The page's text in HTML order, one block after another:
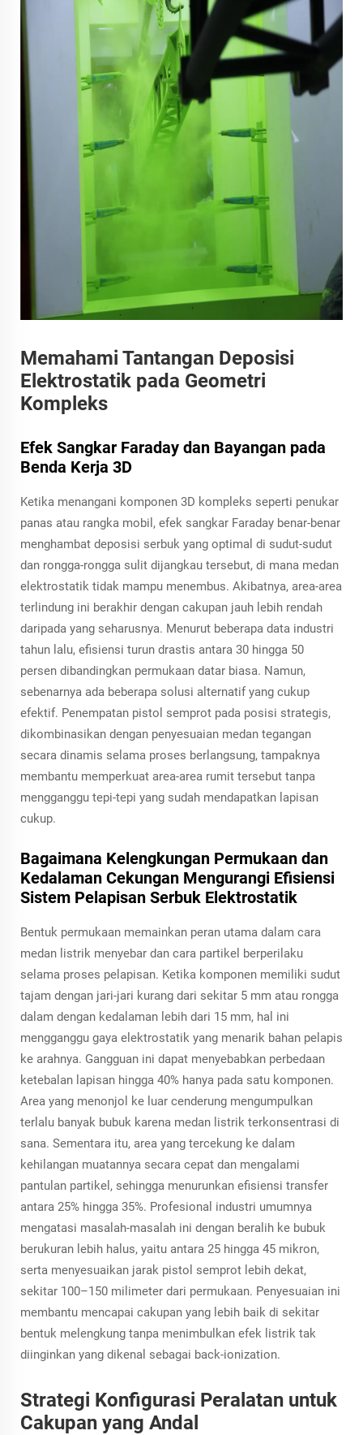
Memahami Tantangan Deposisi
Elektrostatik pada Geometri
Kompleks
Efek Sangkar Faraday dan Bayangan pada
Benda Kerja 3D
Ketika menangani komponen 3D kompleks seperti penukar
panas atau rangka mobil, efek sangkar Faraday benar-benar
menghambat deposisi serbuk yang optimal di sudut-sudut
dan rongga-rongga sulit dijangkau tersebut, di mana medan
elektrostatik tidak mampu menembus. Akibatnya, area-area
terlindung ini berakhir dengan cakupan jauh lebih rendah
daripada yang seharusnya. Menurut beberapa data industri
tahun lalu, efisiensi turun drastis antara 30 hingga 50
persen dibandingkan permukaan datar biasa. Namun,
sebenarnya ada beberapa solusi alternatif yang cukup
efektif. Penempatan pistol semprot pada posisi strategis,
dikombinasikan dengan penyesuaian medan tegangan
secara dinamis selama proses berlangsung, tampaknya
membantu memperkuat area-area rumit tersebut tanpa
mengganggu tepi-tepi yang sudah mendapatkan lapisan
cukup.
Bagaimana Kelengkungan Permukaan dan
Kedalaman Cekungan Mengurangi Efisiensi
Sistem Pelapisan Serbuk Elektrostatik
Bentuk permukaan memainkan peran utama dalam cara
medan listrik menyebar dan cara partikel berperilaku
selama proses pelapisan. Ketika komponen memiliki sudut
tajam dengan jari-jari kurang dari sekitar 5 mm atau rongga
dalam dengan kedalaman lebih dari 15 mm, hal ini
mengganggu gaya elektrostatik yang menarik bahan pelapis
ke arahnya. Gangguan ini dapat menyebabkan perbedaan
ketebalan lapisan hingga 40% hanya pada satu komponen.
Area yang menonjol ke luar cenderung mengumpulkan
terlalu banyak bubuk karena medan listrik terkonsentrasi di
sana. Sementara itu, area yang tercekung ke dalam
kehilangan muatannya secara cepat dan mengalami
pantulan partikel, sehingga menurunkan efisiensi transfer
antara 25% hingga 35%. Profesional industri umumnya
mengatasi masalah-masalah ini dengan beralih ke bubuk
berukuran lebih halus, yaitu antara 25 hingga 45 mikron,
serta menyesuaikan jarak pistol semprot lebih dekat,
sekitar 100–150 milimeter dari permukaan. Penyesuaian ini
membantu mencapai cakupan yang lebih baik di sekitar
bentuk melengkung tanpa menimbulkan efek listrik tak
diinginkan yang dikenal sebagai back-ionization.
Strategi Konfigurasi Peralatan untuk
Cakupan yang Andal